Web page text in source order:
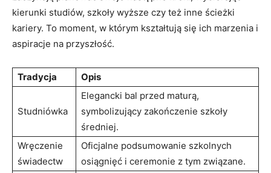
kierunki studiów, szkoły​ wyższe czy też inne ścieżki
kariery. To moment, w którym kształtują się ich⁣ marzenia i
aspiracje na przyszłość.
Tradycja Opis
Studniówka
Elegancki bal przed maturą,
symbolizujący zakończenie szkoły
średniej.
Wręczenie
świadectw
Oficjalne podsumowanie szkolnych​
osiągnięć i ceremonie z tym związane.